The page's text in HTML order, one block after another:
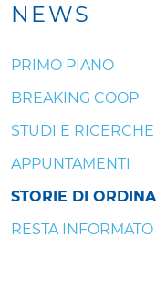
NEWS
PRIMO PIANO
BREAKING COOP
STUDI E RICERCHE
APPUNTAMENTI
STORIE DI
RESTA INFORMATO